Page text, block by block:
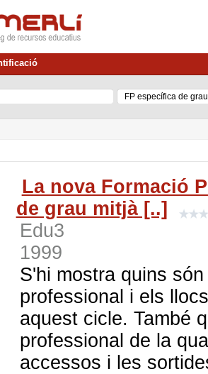
La nova Formació
de grau mitjà [..]
Edu3
1999
S'hi mostra quins
professional i els
aquest cicle. També
professional de la
accessos i les